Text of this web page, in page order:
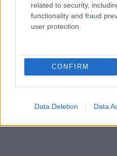
related to security,
functionality and fraud
user protection.
CONFIRM
Data Deletion Data